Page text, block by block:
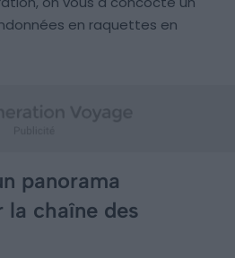
en raquettes en
panorama
la chaîne des